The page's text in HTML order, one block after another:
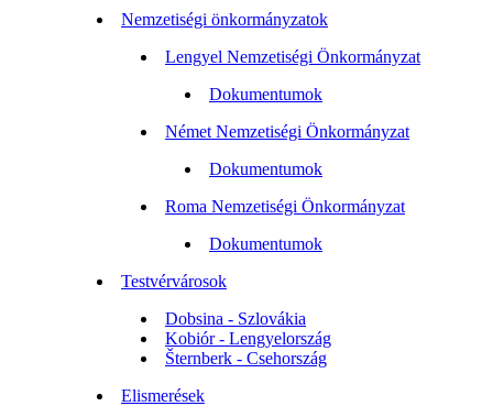
Nemzetiségi önkormányzatok
Lengyel Nemzetiségi Önkormányzat
Dokumentumok
Német Nemzetiségi Önkormányzat
Dokumentumok
Roma Nemzetiségi Önkormányzat
Dokumentumok
Testvérvárosok
Dobsina - Szlovákia
Kobiór - Lengyelország
Šternberk - Csehország
Elismerések